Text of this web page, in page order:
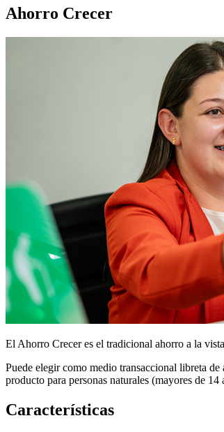
Ahorro Crecer
El Ahorro Crecer es el tradicional ahorro a la
Puede elegir como medio transaccional libreta
producto para personas naturales (mayores de 14
Características